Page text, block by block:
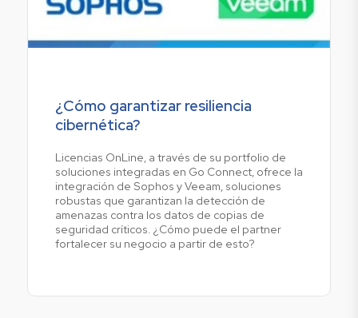
¿Cómo garantizar resiliencia
cibernética?
Licencias OnLine, a través de su portfolio de
soluciones integradas en Go Connect, ofrece la
integración de Sophos y Veeam, soluciones
robustas que garantizan la detección de
amenazas contra los datos de copias de
seguridad críticos. ¿Cómo puede el partner
fortalecer su negocio a partir de esto?